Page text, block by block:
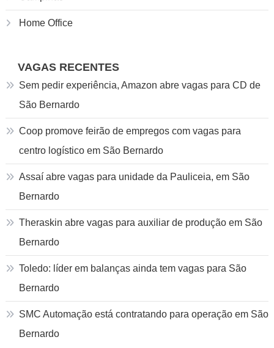
Home Office
VAGAS RECENTES
Sem pedir experiência, Amazon abre vagas para CD de
São Bernardo
Coop promove feirão de empregos com vagas para
centro logístico em São Bernardo
Assaí abre vagas para unidade da Pauliceia, em São
Bernardo
Theraskin abre vagas para auxiliar de produção em São
Bernardo
Toledo: líder em balanças ainda tem vagas para São
Bernardo
SMC Automação está contratando para operação em São
Bernardo